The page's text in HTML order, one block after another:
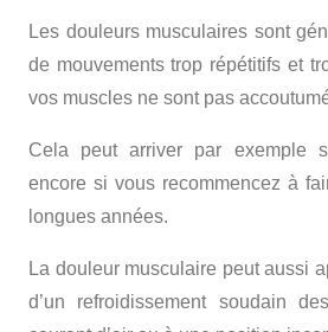
Les douleurs musculaires sont
de mouvements trop répétitifs et
vos muscles ne sont pas
Cela peut arriver par exemple
encore si vous recommencez à
longues années.
La douleur musculaire peut aussi
d’un refroidissement soudain